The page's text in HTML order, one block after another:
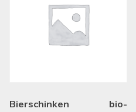
Bierschinken bio-